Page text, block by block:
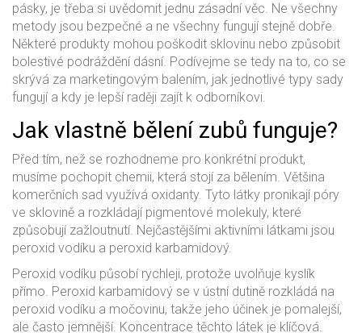
pásky, je třeba si uvědomit jednu zásadní věc. Ne všechny
metody jsou bezpečné a ne všechny fungují stejně dobře.
Některé produkty mohou poškodit sklovinu nebo způsobit
bolestivé podráždění dásní. Podívejme se tedy na to, co se
skrývá za marketingovým balením, jak jednotlivé typy sady
fungují a kdy je lepší raději zajít k odborníkovi.
Jak vlastně bělení zubů funguje?
Před tím, než se rozhodneme pro konkrétní produkt,
musíme pochopit chemii, která stojí za bělením. Většina
komerčních sad využívá oxidanty. Tyto látky pronikají póry
ve sklovině a rozkládají pigmentové molekuly, které
způsobují zažloutnutí. Nejčastějšími aktivními látkami jsou
peroxid vodíku a peroxid karbamidový.
Peroxid vodíku působí rychleji, protože uvolňuje kyslík
přímo. Peroxid karbamidový se v ústní dutině rozkládá na
peroxid vodíku a močovinu, takže jeho účinek je pomalejší,
ale často jemnější. Koncentrace těchto látek je klíčová.